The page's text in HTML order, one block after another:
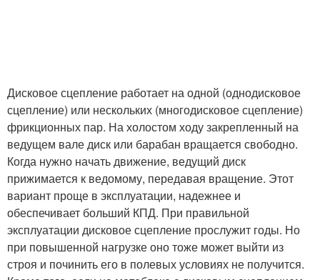
Дисковое сцепление работает на одной (однодисковое
сцепление) или нескольких (многодисковое сцепление)
фрикционных пар. На холостом ходу закрепленный на
ведущем вале диск или барабан вращается свободно.
Когда нужно начать движение, ведущий диск
прижимается к ведомому, передавая вращение. Этот
вариант проще в эксплуатации, надежнее и
обеспечивает больший КПД. При правильной
эксплуатации дисковое сцепление прослужит годы. Но
при повышенной нагрузке оно тоже может выйти из
строя и починить его в полевых условиях не получится.